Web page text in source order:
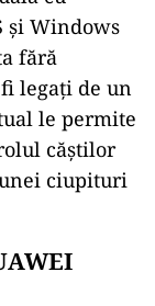
și Windows
fără
legați de un
le permite
căștilor
ciupituri